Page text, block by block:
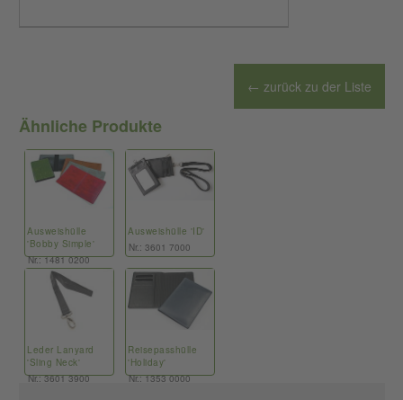
← zurück zu der Liste
Ähnliche Produkte
Ausweishülle
'Bobby Simple'
Nr.: 1481 0200
Ausweishülle 'ID'
Nr.: 3601 7000
Leder Lanyard
'Sling Neck'
Nr.: 3601 3900
Reisepasshülle
'Holiday'
Nr.: 1353 0000